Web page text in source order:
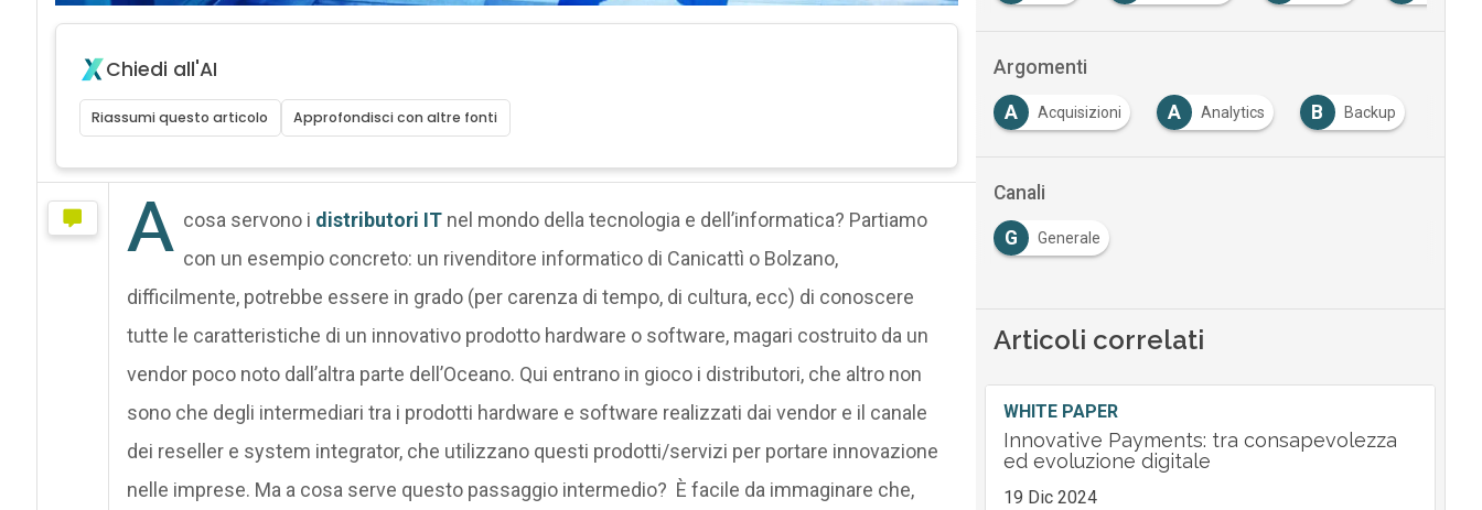
Chiedi all'AI
Riassumi questo articolo Approfondisci con altre fonti
A cosa servono i distributori ITnel mondo della tecnologia e dell’informatica? Partiamo
con un esempio concreto: un rivenditore informatico di Canicattì o Bolzano,
difficilmente, potrebbe essere in grado (per carenza di tempo, di cultura, ecc) di conoscere
tutte le caratteristiche di un innovativo prodotto hardware o software, magari costruito da un
vendor poco noto dall’altra parte dell’Oceano. Qui entrano in gioco i distributori, che altro non
sono che degli intermediari tra i prodotti hardware e software realizzati dai vendor e il canale
dei reseller e system integrator, che utilizzano questi prodotti/servizi per portare innovazione
nelle imprese. Ma a cosa serve questo passaggio intermedio? È facile da immaginare che,
Argomenti
A Acquisizioni A Analytics B Backup
Canali
G Generale
Articoli correlati
WHITE PAPER
Innovative Payments: tra consapevolezza
ed evoluzione digitale
19 Dic 2024